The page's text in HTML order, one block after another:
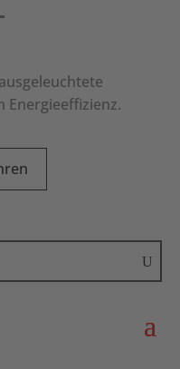
Energieeffizienz.